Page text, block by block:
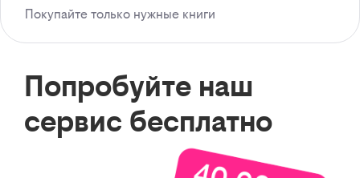
Покупайте только нужные книги
Попробуйте наш
сервис бесплатно